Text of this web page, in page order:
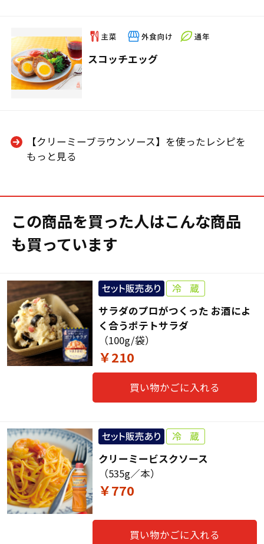
スコッチエッグ
【クリーミーブラウンソース】を使ったレシピを
もっと見る
この商品を買った人はこんな商品
も買っています
サラダのプロがつくった お酒によ
く合うポテトサラダ
（100g/袋）
￥210
買い物かごに入れる
クリーミービスクソース
（535g／本）
￥770
買い物かごに入れる